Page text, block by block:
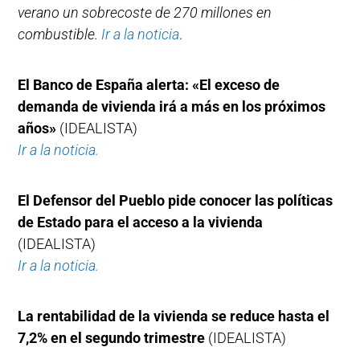
verano un sobrecoste de 270 millones en
combustible. Ir a la noticia.
El Banco de España alerta: «El exceso de
demanda de vivienda irá a más en los próximos
años» (IDEALISTA)
Ir a la noticia.
El Defensor del Pueblo pide conocer las políticas
de Estado para el acceso a la vivienda
(IDEALISTA)
Ir a la noticia.
La rentabilidad de la vivienda se reduce hasta el
7,2% en el segundo trimestre (IDEALISTA)